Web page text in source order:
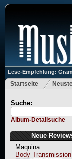
Lese-Empfehlung:
Startseite
Suche:
Album-Detailsuche
Neue
Maquina:
Body Transmission